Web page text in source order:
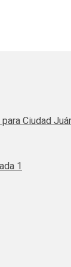
Ciudad
1